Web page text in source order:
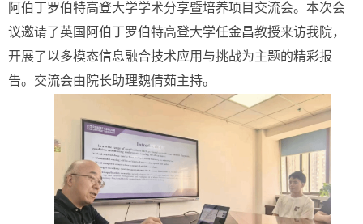
阿伯丁罗伯特高登大学学术分享暨培养项目交流会。本次会
议邀请了英国阿伯丁罗伯特高登大学任金昌教授来访我院，
开展了以多模态信息融合技术应用与挑战为主题的精彩报
告。交流会由院长助理魏倩茹主持。